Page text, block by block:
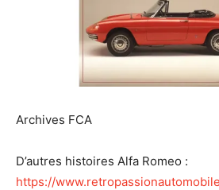
Archives FCA
D’autres histoires Alfa Romeo :
https://